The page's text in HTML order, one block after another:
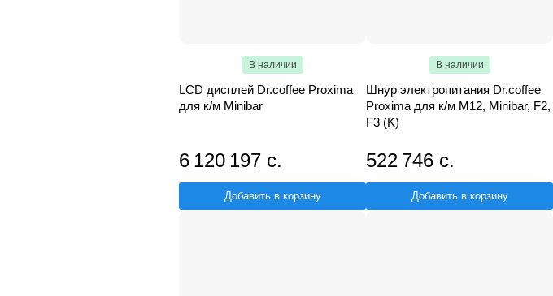
В наличии
LCD дисплей Dr.coffee Proxima
для к/м Minibar
6 120 197 с.
Добавить в корзину
В наличии
Шнур электропитания Dr.coffee
Proxima для к/м М12, Minibar, F2,
F3 (K)
522 746 с.
Добавить в корзину